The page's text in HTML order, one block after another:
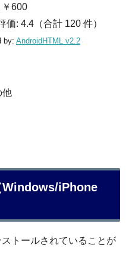
￥600
価: 4.4（合計 120 件）
by: AndroidHTML v2.2
他
Windows/iPhone
トールされていることが